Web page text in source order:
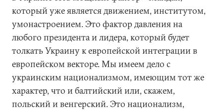
который уже является движением, институтом,
умонастроением. Это фактор давления на
любого президента и лидера, который будет
толкать Украину к европейской интеграции в
европейском векторе. Мы имеем дело с
украинским национализмом, имеющим тот же
характер, что и балтийский или, скажем,
польский и венгерский. Это национализм,